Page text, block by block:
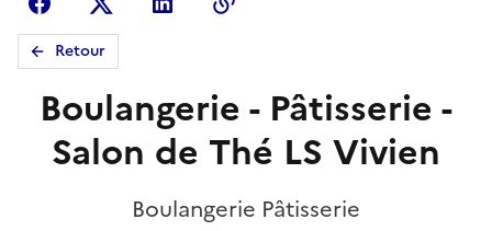
Retour
Boulangerie - Pâtisserie -
Salon de Thé LS Vivien
Boulangerie Pâtisserie